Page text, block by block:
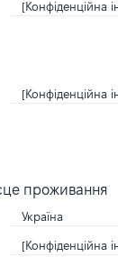
[Конфіденційна
[Конфіденційна
проживання
Україна
[Конфіденційна